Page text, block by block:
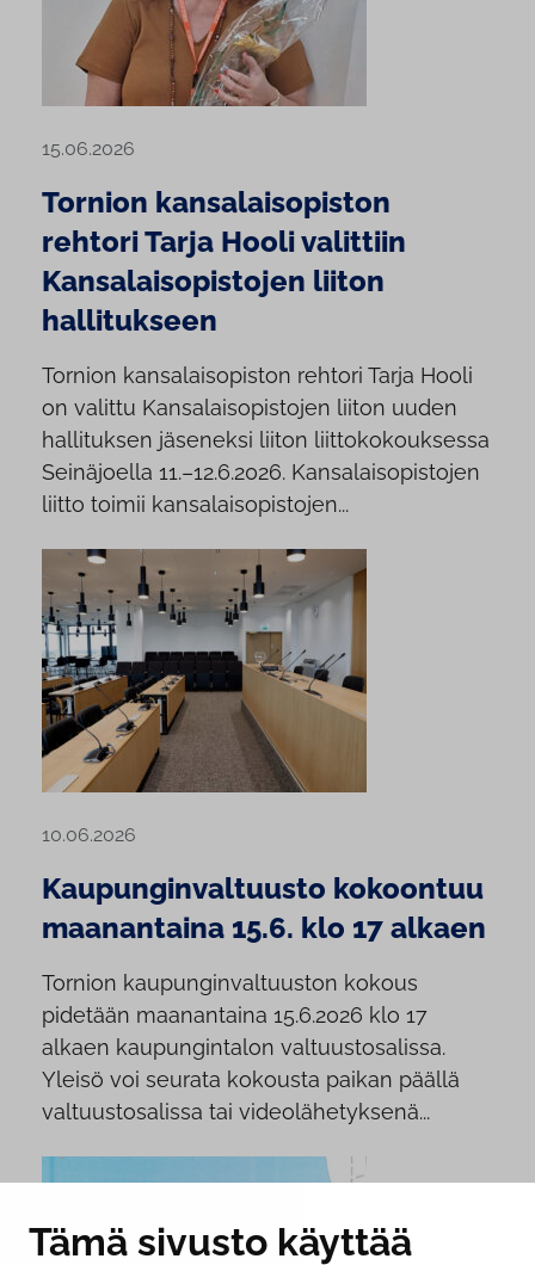
Tämä sivusto käyttää
15.06.2026
Tornion kansalaisopiston
rehtori Tarja Hooli valittiin
Kansalaisopistojen liiton
hallitukseen
Tornion kansalaisopiston rehtori Tarja Hooli
on valittu Kansalaisopistojen liiton uuden
hallituksen jäseneksi liiton liittokokouksessa
Seinäjoella 11.–12.6.2026. Kansalaisopistojen
liitto toimii kansalaisopistojen...
10.06.2026
Kaupunginvaltuusto kokoontuu
maanantaina 15.6. klo 17 alkaen
Tornion kaupunginvaltuuston kokous
pidetään maanantaina 15.6.2026 klo 17
alkaen kaupungintalon valtuustosalissa.
Yleisö voi seurata kokousta paikan päällä
valtuustosalissa tai videolähetyksenä...